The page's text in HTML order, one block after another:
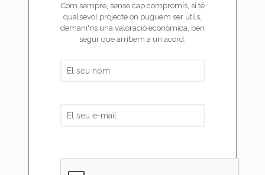
Com sempre, sense cap compromís, si té
qualsevol projecte on puguem ser útils,
demani'ns una valoració econòmica, ben
segur que arribem a un acord.